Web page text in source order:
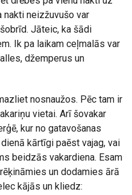
neizžuvušo var
Jāteic, ka šādi
Ik pa laikam ceļmalās var
džemperus un
nosnaužos. Pēc tam ir
vietai. Arī šovakar
kur no gatavošanas
kārtīgi paēst vajag, vai
beidzās vakardiena. Esam
un dodamies ārā
kājās un kliedz: